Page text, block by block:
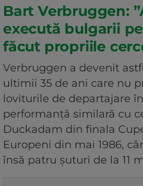
Bart Verbruggen:
execută bulgarii
făcut propriile
Verbruggen a devenit
ultimii 35 de ani care nu
loviturile de departajare
performanță similară cu
Duckadam din finala
Europeni din mai 1986,
însă patru șuturi de la 11